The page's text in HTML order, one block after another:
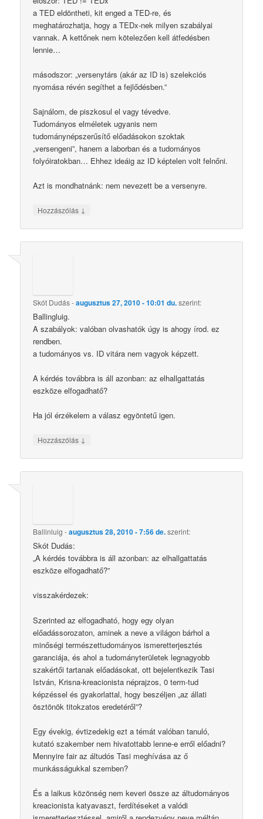
a TED eldöntheti, kit enged a TED-re, és
meghatározhatja, hogy a TEDx-nek milyen szabályai
vannak. A kettőnek nem kötelezően kell átfedésben
lennie…
másodszor: „versenytárs (akár az ID is) szelekciós
nyomása révén segíthet a fejlődésben.”
Sajnálom, de piszkosul el vagy tévedve.
Tudományos elméletek ugyanis nem
tudománynépszerűsítő előadásokon szoktak
„versengeni”, hanem a laborban és a tudományos
folyóiratokban… Ehhez ideáig az ID képtelen volt felnőni.
Azt is mondhatnánk: nem nevezett be a versenyre.
Hozzászólás ↓
Skót Dudás-augusztus 27, 2010 - 10:01 du.szerint:
Ballingluig.
A szabályok: valóban olvashatók úgy is ahogy írod. ez
rendben.
a tudományos vs. ID vitára nem vagyok képzett.
A kérdés továbbra is áll azonban: az elhallgattatás
eszköze elfogadhatő?
Ha jól érzékelem a válasz egyöntetű igen.
Hozzászólás ↓
Ballinluig -augusztus 28, 2010 - 7:56 de.szerint:
Skót Dudás:
„A kérdés továbbra is áll azonban: az elhallgattatás
eszköze elfogadhatő?”
visszakérdezek:
Szerinted az elfogadható, hogy egy olyan
előadássorozaton, aminek a neve a világon bárhol a
minőségi természettudományos ismeretterjesztés
garanciája, és ahol a tudományterületek legnagyobb
szakértői tartanak előadásokat, ott bejelentkezik Tasi
István, Krisna-kreacionista néprajzos, 0 term-tud
képzéssel és gyakorlattal, hogy beszéljen „az állati
ösztönök titokzatos eredetéről”?
Egy évekig, évtizedekig ezt a témát valóban tanuló,
kutató szakember nem hivatottabb lenne-e erről előadni?
Mennyire fair az áltudós Tasi meghívása az ő
munkásságukkal szemben?
És a laikus közönség nem keveri össze az áltudományos
kreacionista katyavaszt, ferdítéseket a valódi